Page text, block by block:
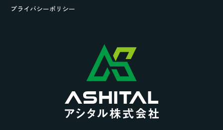
プライバシーポリシー